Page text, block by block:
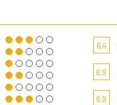
6,4
6,9
6,9